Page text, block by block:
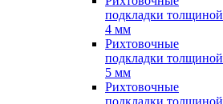
подкладки толщиной
4 мм
Рихтовочные
подкладки толщиной
5 мм
Рихтовочные
подкладки толщиной